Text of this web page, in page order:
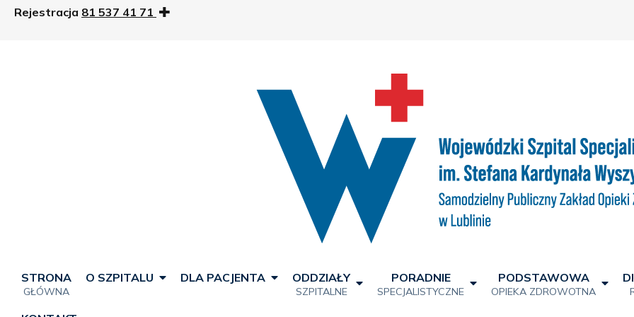
Rejestracja 81 537 41 71
STRONA
GŁÓWNA
O SZPITALU DLA PACJENTA ODDZIAŁY
SZPITALNE
PORADNIE
SPECJALISTYCZNE
PODSTAWOWA
OPIEKA ZDROWOTNA